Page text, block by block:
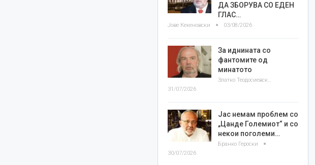
ДА ЗБОРУВА СО ЕДЕН
ГЛАС…
Јове Кекеновски 03/08/2026
За иднината со
фантомите од
минатото
Златко Теодосиевски
31/07/2026
Јас немам проблем со
„Цанде Големиот“ и со
некои поголеми…
Бранко Героски
30/07/2026